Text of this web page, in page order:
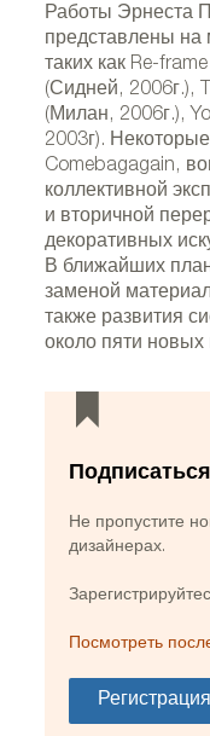
Работы Эрнеста
представлены на
таких как Re-
(Сидней, 2006г.),
(Милан, 2006г.),
2003г).
Comebagagain,
коллективной
и вторичной
декоративных
В ближайших
заменой
также развития
около пяти новых
Не пропустите
дизайнерах.
Посмотреть
Регистрация